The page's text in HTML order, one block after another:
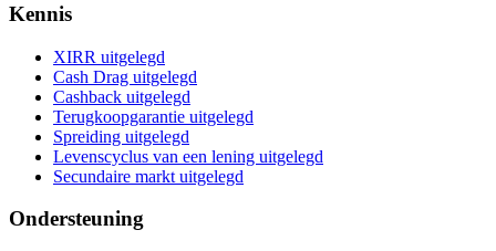
Kennis
XIRR uitgelegd
Cash Drag uitgelegd
Cashback uitgelegd
Terugkoopgarantie uitgelegd
Spreiding uitgelegd
Levenscyclus van een lening uitgelegd
Secundaire markt uitgelegd
Ondersteuning